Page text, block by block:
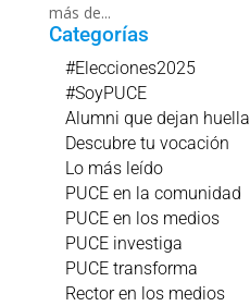
más de...
Categorías
#Elecciones2025
#SoyPUCE
Alumni que dejan huella
Descubre tu vocación
Lo más leído
PUCE en la comunidad
PUCE en los medios
PUCE investiga
PUCE transforma
Rector en los medios